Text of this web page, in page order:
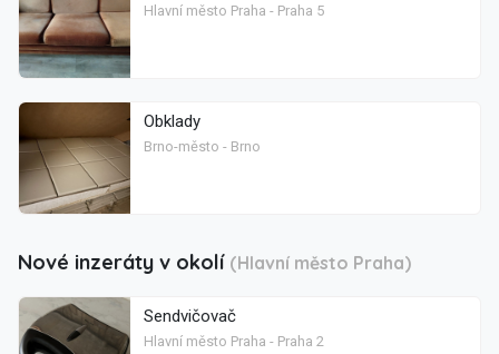
Hlavní město Praha - Praha 5
Obklady
Brno-město - Brno
Nové inzeráty v okolí (Hlavní město Praha)
Sendvičovač
Hlavní město Praha - Praha 2